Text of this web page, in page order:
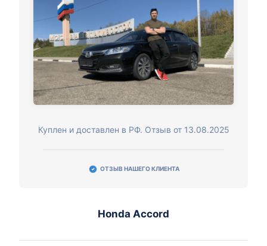
Куплен и доставлен в РФ. Отзыв от 13.08.2025
ОТЗЫВ НАШЕГО КЛИЕНТА
Honda Accord